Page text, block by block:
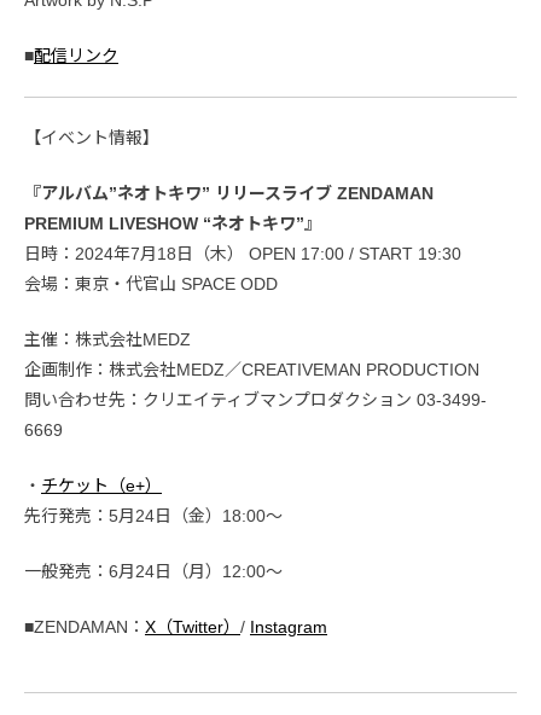
■配信リンク
【イベント情報】
『アルバム”ネオトキワ” リリースライブ ZENDAMAN
PREMIUM LIVESHOW “ネオトキワ”』
日時：2024年7月18日（木） OPEN 17:00 / START 19:30
会場：東京・代官山 SPACE ODD
主催：株式会社MEDZ
企画制作：株式会社MEDZ／CREATIVEMAN PRODUCTION
問い合わせ先：クリエイティブマンプロダクション 03-3499-
6669
・ チケット（e+）
先行発売：5月24日（金）18:00〜
一般発売：6月24日（月）12:00〜
■ZENDAMAN： X（Twitter） / Instagram